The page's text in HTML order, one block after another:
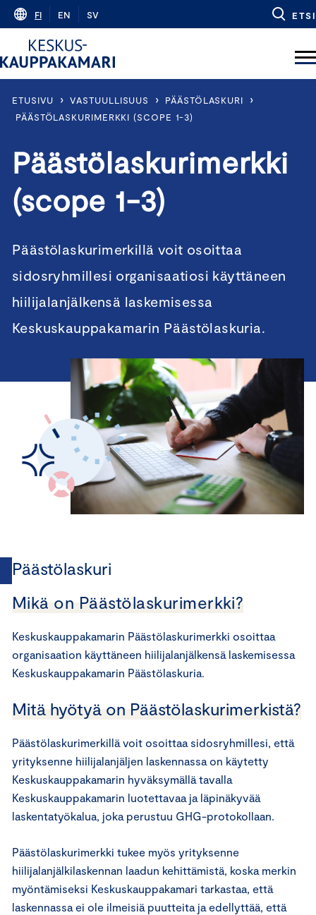
Skip
content
FI EN SV ETSI
ETUSIVU › VASTUULLISUUS › PÄÄSTÖLASKURI ›
PÄÄSTÖLASKURIMERKKI (SCOPE 1-3)
Päästölaskurimerkki
(scope 1-3)
Päästölaskurimerkillä voit osoittaa
sidosryhmillesi organisaatiosi käyttäneen
hiilijalanjälkensä laskemisessa
Keskuskauppakamarin Päästölaskuria.
Päästölaskuri
Mikä on Päästölaskurimerkki?
Keskuskauppakamarin Päästölaskurimerkki osoittaa
organisaation käyttäneen hiilijalanjälkensä laskemisessa
Keskuskauppakamarin Päästölaskuria.
Mitä hyötyä on Päästölaskurimerkistä?
Päästölaskurimerkillä voit osoittaa sidosryhmillesi, että
yrityksenne hiilijalanjäljen laskennassa on käytetty
Keskuskauppakamarin hyväksymällä tavalla
Keskuskauppakamarin luotettavaa ja läpinäkyvää
laskentatyökalua, joka perustuu GHG-protokollaan.
Päästölaskurimerkki tukee myös yrityksenne
hiilijalanjälkilaskennan laadun kehittämistä, koska merkin
myöntämiseksi Keskuskauppakamari tarkastaa, että
laskennassa ei ole ilmeisiä puutteita ja edellyttää, että